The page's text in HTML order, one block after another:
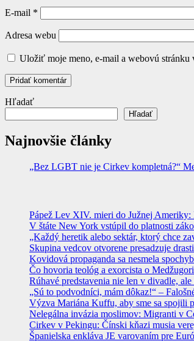
E-mail *
Adresa webu
Uložiť moje meno, e-mail a webovú stránku
Hľadať
Hľadať
Najnovšie články
„Bez LGBT nie je Cirkev kompletná?“
Pápež Lev XIV. mieri do Južnej
V štáte New York vstúpil do platnosti
„Každý heretik alebo sektár, ktorý chce
Skupina vedcov otvorene presadzuje
Kovidová propaganda sa nesmela
Čo hovoria teológ a exorcista o
Rúhavé predstavenia nie len v divadle,
„Sú to podvodníci, mám dôkaz!“ –
Výzva Mariána Kuffu, aby sme sa spojili
Nelegálna invázia moslimov: Migranti v
Cirkev v Pekingu: Čínski kňazi musia
Španielska enkláva JE varovaním pre